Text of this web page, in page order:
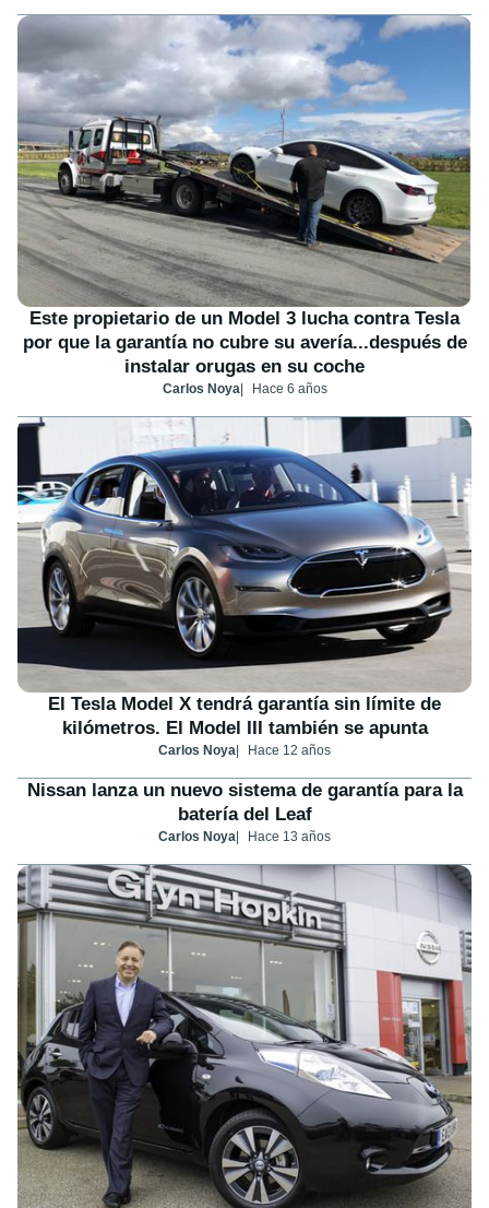
Este propietario de un Model 3 lucha contra Tesla
por que la garantía no cubre su avería...después de
instalar orugas en su coche
Carlos Noya Hace 6 años
El Tesla Model X tendrá garantía sin límite de
kilómetros. El Model III también se apunta
Carlos Noya Hace 12 años
Nissan lanza un nuevo sistema de garantía para la
batería del Leaf
Carlos Noya Hace 13 años